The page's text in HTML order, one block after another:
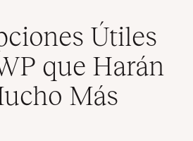
Útiles
que Harán
Más